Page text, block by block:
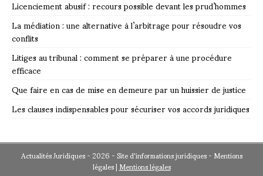
Licenciement abusif : recours possible devant les prud’hommes
La médiation : une alternative à l’arbitrage pour résoudre vos
conflits
Litiges au tribunal : comment se préparer à une procédure
efficace
Que faire en cas de mise en demeure par un huissier de justice
Les clauses indispensables pour sécuriser vos accords juridiques
Actualités Juridiques - 2026 - Site d'informations juridiques - Mentions
légales|Mentions légales